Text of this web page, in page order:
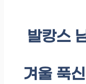
발캉스
겨울 푹